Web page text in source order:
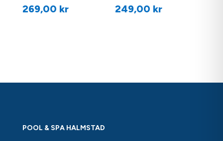
269,00 kr 249,00 kr
POOL & SPA HALMSTAD